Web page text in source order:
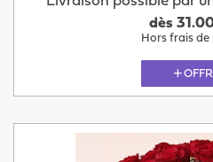
dès
Hors frais de